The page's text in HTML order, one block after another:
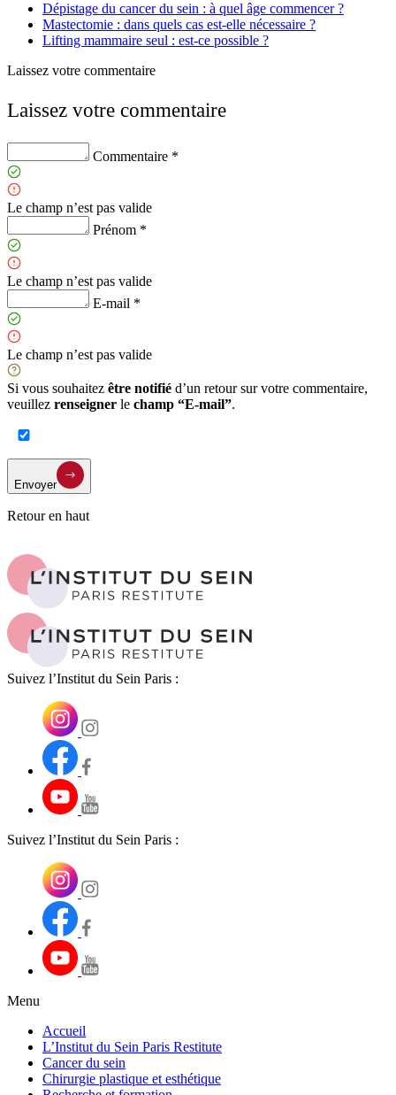
Dépistage du cancer du sein : à quel âge commencer ?
Mastectomie : dans quels cas est-elle nécessaire ?
Lifting mammaire seul : est-ce possible ?
Laissez votre commentaire
Laissez votre commentaire
Commentaire *
Le champ n’est pas valide
Prénom *
Le champ n’est pas valide
E-mail *
Le champ n’est pas valide
Si vous souhaitez être notifié d’un retour sur votre commentaire,
veuillez renseigner le champ “E-mail”.
Envoyer
Retour en haut
Suivez l’Institut du Sein Paris :
Suivez l’Institut du Sein Paris :
Menu
Accueil
L’Institut du Sein Paris Restitute
Cancer du sein
Chirurgie plastique et esthétique